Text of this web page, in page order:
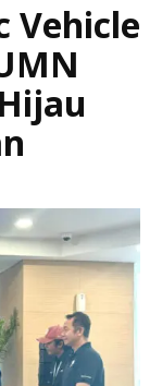
Vehicle